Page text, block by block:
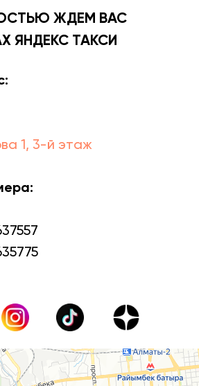
ЖДЕМ ВАС
ЯНДЕКС ТАКСИ
1, 3-й этаж